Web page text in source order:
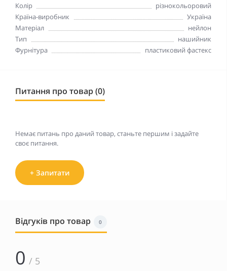
Колір
різнокольоровий
Країна-виробник
Україна
Матеріал
нейлон
Тип
нашийник
Фурнітура
пластиковий фастекс
Питання про товар (0)
Немає питань про даний товар, станьте першим і задайте
своє питання.
+ Запитати
Відгуків про товар 0
0 / 5